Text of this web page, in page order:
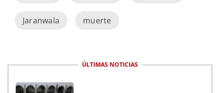
Jaranwala muerte
ÚLTIMAS NOTICIAS